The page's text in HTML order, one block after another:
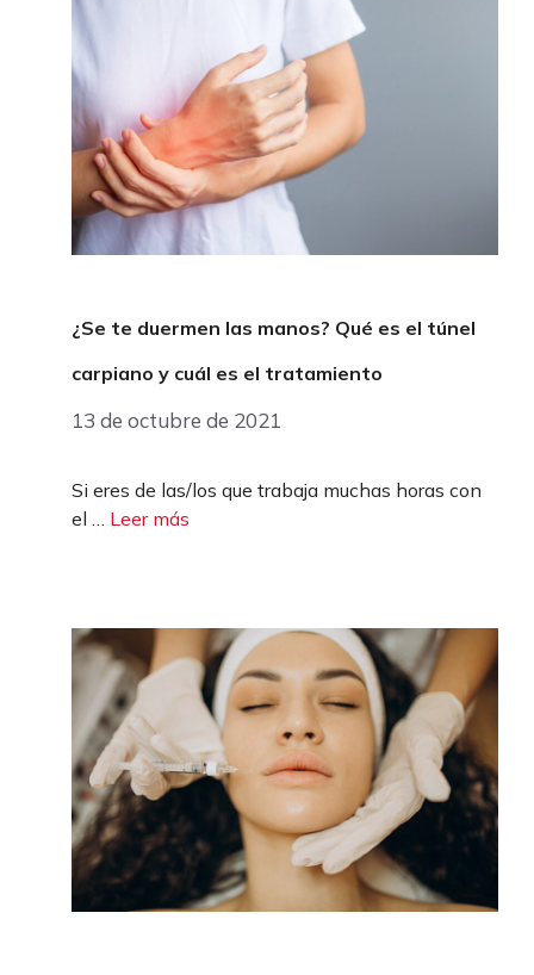
¿Se te duermen las manos? Qué es el túnel
carpiano y cuál es el tratamiento
13 de octubre de 2021
Si eres de las/los que trabaja muchas horas con
el … Leer más